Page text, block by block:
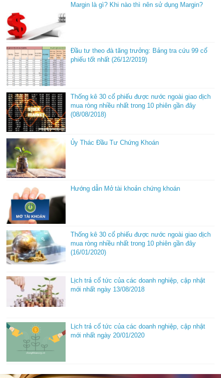
Margin là gì? Khi nào thì nên sử dụng Margin?
Đầu tư theo đà tăng trưởng: Bảng tra cứu 99 cổ
phiếu tốt nhất (26/12/2019)
Thống kê 30 cổ phiếu được nước ngoài giao dịch
mua ròng nhiều nhất trong 10 phiên gần đây
(08/08/2018)
Ủy Thác Đầu Tư Chứng Khoán
Hướng dẫn Mở tài khoản chứng khoán
Thống kê 30 cổ phiếu được nước ngoài giao dịch
mua ròng nhiều nhất trong 10 phiên gần đây
(16/01/2020)
Lịch trả cổ tức của các doanh nghiệp, cập nhật
mới nhất ngày 13/08/2018
Lịch trả cổ tức của các doanh nghiệp, cập nhật
mới nhất ngày 20/01/2020